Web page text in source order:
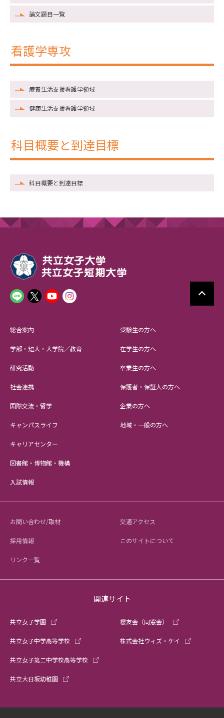
論文題目一覧
看護学専攻
療養生活支援看護学領域
健康生活支援看護学領域
科目概要と到達目標
科目概要と到達目標
総合案内
学部・短大・大学院／教育
研究活動
社会連携
国際交流・留学
キャンパスライフ
キャリアセンター
図書館・博物館・機構
入試情報
受験生の方へ
在学生の方へ
卒業生の方へ
保護者・保証人の方へ
企業の方へ
地域・一般の方へ
お問い合わせ/取材 交通アクセス
採用情報 このサイトについて
リンク一覧
関連サイト
共立女子学園
共立女子中学高等学校
共立女子第二中学校高等学校
共立大日坂幼稚園
櫻友会（同窓会）
株式会社ウィズ・ケイ